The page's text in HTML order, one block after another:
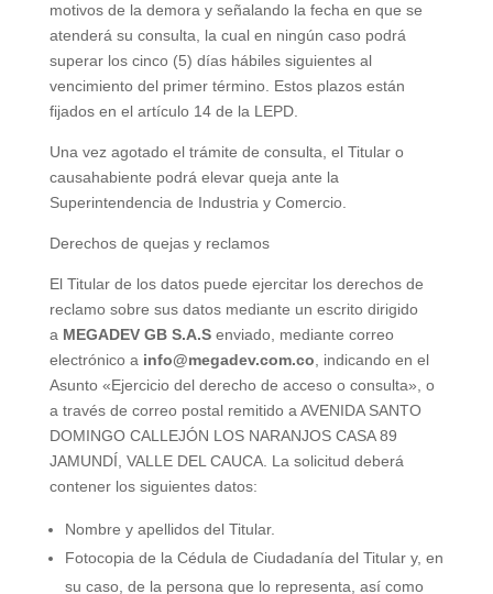
motivos de la demora y señalando la fecha en que se
atenderá su consulta, la cual en ningún caso podrá
superar los cinco (5) días hábiles siguientes al
vencimiento del primer término. Estos plazos están
fijados en el artículo 14 de la LEPD.
Una vez agotado el trámite de consulta, el Titular o
causahabiente podrá elevar queja ante la
Superintendencia de Industria y Comercio.
Derechos de quejas y reclamos
El Titular de los datos puede ejercitar los derechos de
reclamo sobre sus datos mediante un escrito dirigido
a MEGADEV GB S.A.Senviado, mediante correo
electrónico a info@megadev.com.co , indicando en el
Asunto «Ejercicio del derecho de acceso o consulta», o
a través de correo postal remitido a AVENIDA SANTO
DOMINGO CALLEJÓN LOS NARANJOS CASA 89
JAMUNDÍ, VALLE DEL CAUCA. La solicitud deberá
contener los siguientes datos:
Nombre y apellidos del Titular.
Fotocopia de la Cédula de Ciudadanía del Titular y, en
su caso, de la persona que lo representa, así como